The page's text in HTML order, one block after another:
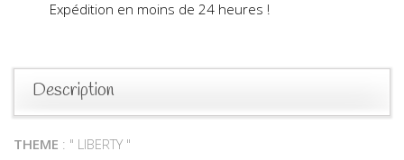
Expédition en moins de 24 heures !
Description
THEME : " LIBERTY "